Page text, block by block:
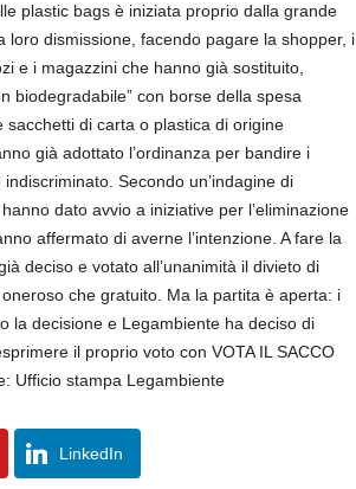
plastic bags è iniziata proprio dalla grande
dismissione, facendo pagare la shopper, i
e i magazzini che hanno già sostituito,
biodegradabile” con borse della spesa
sacchetti di carta o plastica di origine
già adottato l’ordinanza per bandire i
Secondo un’indagine di
dato avvio a iniziative per l’eliminazione
affermato di averne l’intenzione. A fare la
deciso e votato all’unanimità il divieto di
che gratuito. Ma la partita è aperta: i
la decisione e Legambiente ha deciso di
il proprio voto con VOTA IL SACCO
Ufficio stampa Legambiente
LinkedIn